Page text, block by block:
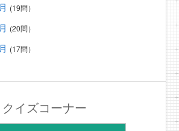
(19問）
(20問）
(17問）
クイズコーナー